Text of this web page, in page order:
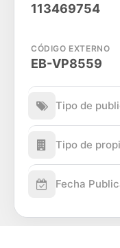
113469754
CÓDIGO EXTERNO
EB-VP8559
Tipo de
Tipo de
Fecha